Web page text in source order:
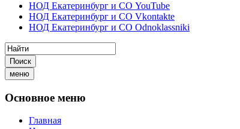
НОД Екатеринбург и СО YouTube
НОД Екатеринбург и СО Vkontakte
НОД Екатеринбург и СО Odnoklassniki
Поиск
меню
Основное меню
Главная